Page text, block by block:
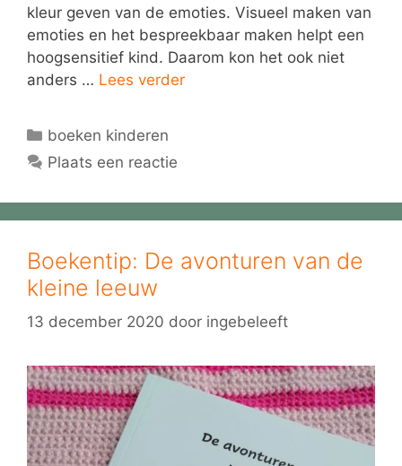
kleur geven van de emoties. Visueel maken van
emoties en het bespreekbaar maken helpt een
hoogsensitief kind. Daarom kon het ook niet
anders … Lees verder
Categorieën
boeken kinderen
Plaats een reactie
Boekentip: De avonturen van de
kleine leeuw
13 december 2020 door ingebeleeft